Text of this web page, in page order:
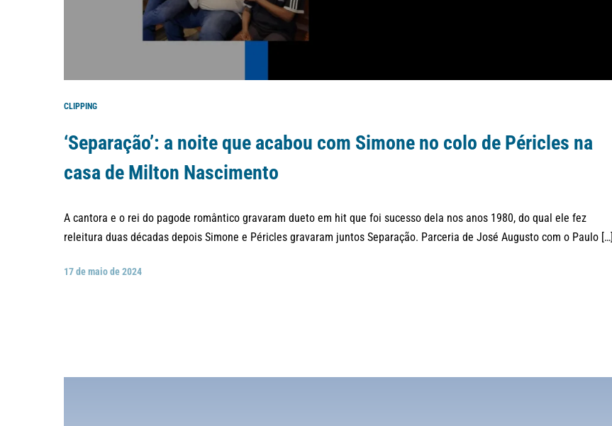
CLIPPING
‘Separação’: a noite que acabou com Simone no colo de Péricles na
casa de Milton Nascimento
A cantora e o rei do pagode romântico gravaram dueto em hit que foi sucesso dela nos anos 1980, do qual ele fez
releitura duas décadas depois Simone e Péricles gravaram juntos Separação. Parceria de José Augusto com o Paulo […]
17 de maio de 2024